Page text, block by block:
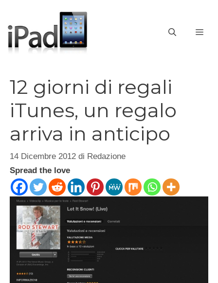
contenuto
12 giorni di regali
iTunes, un regalo
arriva in anticipo
14 Dicembre 2012 di Redazione
Spread the love